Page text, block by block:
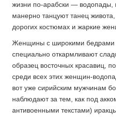
жизни по-арабски — водопады,
манерно танцуют танец
дорогих костюмах и жаркие
Женщины с широкими бедрами
специально откармливают
образец восточных красавиц,
среди всех этих женщин-
вот уже сирийским мужчинам
наблюдают за тем, как под
антивоенными текстами)